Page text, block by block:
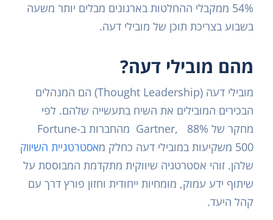
54% ממקבלי ההחלטות בארגונים מבלים יותר משעה
בשבוע בצריכת תוכן של מובילי דעה.
מהם מובילי דעה?
מובילי דעה (Thought Leadership) הם המנהלים
הבכירים המובילים את השיח בתעשייה שלהם. לפי
מחקר של 88% ,Gartner מהחברות ב-Fortune
500 משקיעות במובילי דעה כחלק מ
אסטרטגיית השיווק
שלהן. זוהי אסטרטגיה שיווקית מתקדמת המבוססת על
שיתוף ידע עמוק, מומחיות ייחודית וחזון פורץ דרך עם
קהל היעד.